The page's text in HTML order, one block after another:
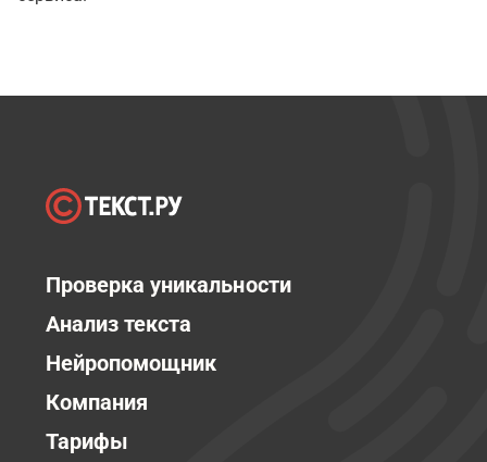
Проверка уникальности
Анализ текста
Нейропомощник
Компания
Тарифы